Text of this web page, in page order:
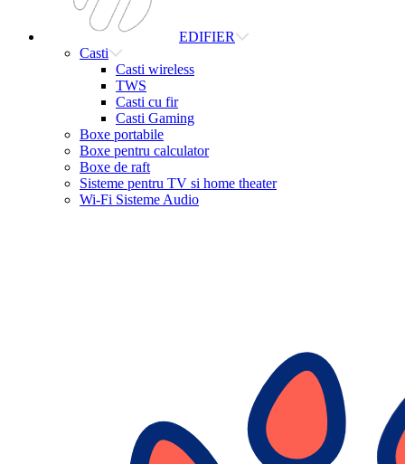
EDIFIER
Casti
Casti wireless
TWS
Casti cu fir
Casti Gaming
Boxe portabile
Boxe pentru calculator
Boxe de raft
Sisteme pentru TV si home theater
Wi-Fi Sisteme Audio